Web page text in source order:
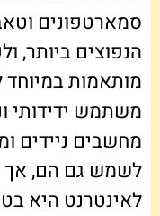
סמארטפונים
הנפוצים ביותר,
מותאמות
משתמש ידידותי
מחשבים ניידים
לשמש גם הם, אך
לאינטרנט היא